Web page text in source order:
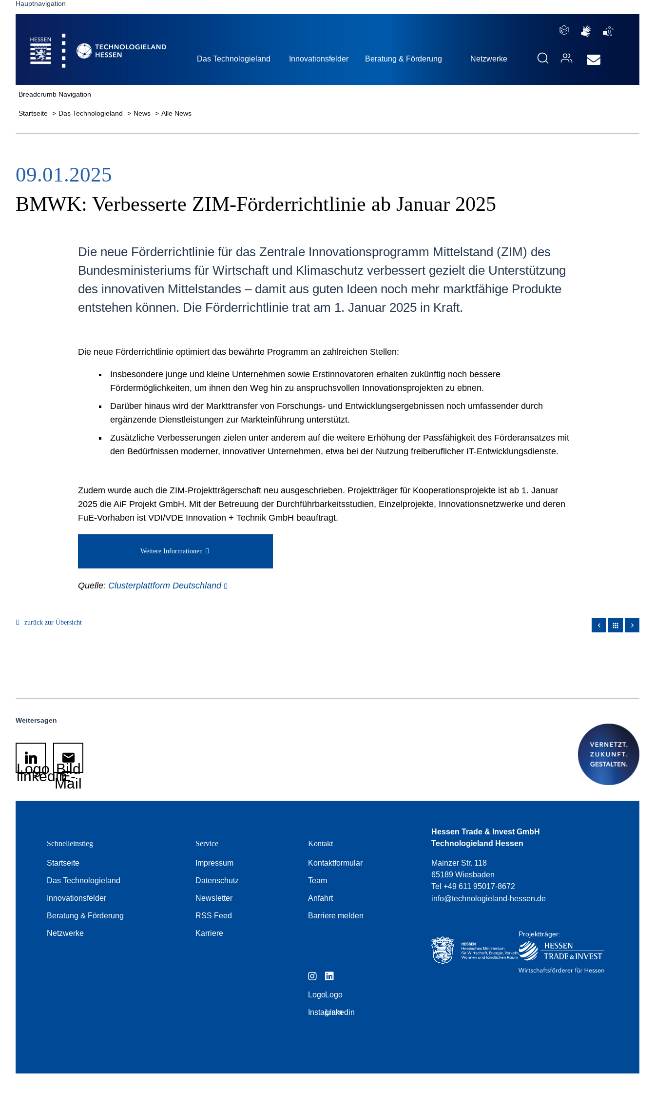
Hauptnavigation
Startseite
Das Technologieland Innovationsfelder Beratung & Förderung Netzwerke
Breadcrumb Navigation
Startseite Das Technologieland News Alle News
09.01.2025
BMWK: Verbesserte ZIM-Förderrichtlinie ab Januar 2025
Die neue Förderrichtlinie für das Zentrale Innovationsprogramm Mittelstand (ZIM) des
Bundesministeriums für Wirtschaft und Klimaschutz verbessert gezielt die Unterstützung
des innovativen Mittelstandes – damit aus guten Ideen noch mehr marktfähige Produkte
entstehen können. Die Förderrichtlinie trat am 1. Januar 2025 in Kraft.
Die neue Förderrichtlinie optimiert das bewährte Programm an zahlreichen Stellen:
Insbesondere junge und kleine Unternehmen sowie Erstinnovatoren erhalten zukünftig noch bessere
Fördermöglichkeiten, um ihnen den Weg hin zu anspruchsvollen Innovationsprojekten zu ebnen.
Darüber hinaus wird der Markttransfer von Forschungs- und Entwicklungsergebnissen noch umfassender durch
ergänzende Dienstleistungen zur Markteinführung unterstützt.
Zusätzliche Verbesserungen zielen unter anderem auf die weitere Erhöhung der Passfähigkeit des Förderansatzes mit
den Bedürfnissen moderner, innovativer Unternehmen, etwa bei der Nutzung freiberuflicher IT-Entwicklungsdienste.
Zudem wurde auch die ZIM-Projektträgerschaft neu ausgeschrieben. Projektträger für Kooperationsprojekte ist ab 1. Januar
2025 die AiF Projekt GmbH. Mit der Betreuung der Durchführbarkeitsstudien, Einzelprojekte, Innovationsnetzwerke und deren
FuE-Vorhaben ist VDI/VDE Innovation + Technik GmbH beauftragt.
Weitere Informationen
Quelle: Clusterplattform Deutschland
zurück zur Übersicht apps
Weitersagen
Logo
linkedinBild
E-
Mail
Schnelleinstieg
Startseite
Das Technologieland
Innovationsfelder
Beratung & Förderung
Netzwerke
Service
Impressum
Datenschutz
Newsletter
RSS Feed
Karriere
Kontakt
Kontaktformular
Team
Anfahrt
Barriere melden
Logo
Instagram
Logo
Linkedin
Hessen Trade & Invest GmbH
Technologieland Hessen
Mainzer Str. 118
65189 Wiesbaden
Tel +49 611 95017-8672
info@technologieland-hessen.de
Projektträger: